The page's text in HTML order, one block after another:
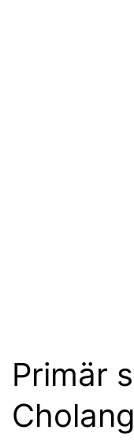
Primär